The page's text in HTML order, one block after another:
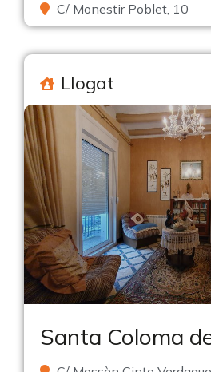
C/ Monestir Poblet, 10
Llogat
Santa Coloma